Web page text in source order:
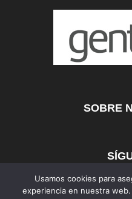
SOBRE
Usamos cookies para
experiencia en nuestra